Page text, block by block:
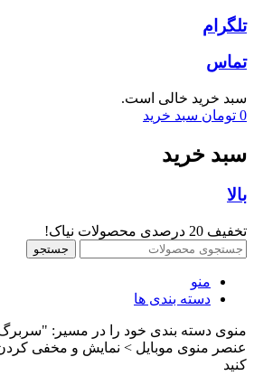
تلگرام
تماس
سبد خرید خالی است.
0 تومان سبد خرید
سبد خرید
بالا
تخفیف 20 درصدی محصولات نیاک!
جستجو
منو
دسته بندی ها
منوی دسته بندی خود را در مسیر:
عنصر منوی موبایل > نمایش و مخفی
کنید